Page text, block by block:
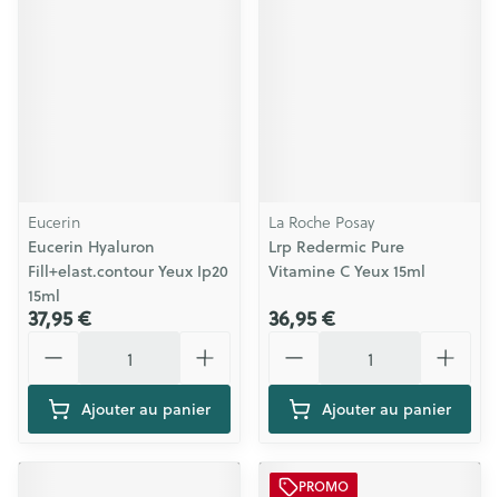
Eucerin
Eucerin Hyaluron
Fill+elast.contour Yeux Ip20
15ml
37,95 €
Ajouter au panier
La Roche Posay
Lrp Redermic Pure
Vitamine C Yeux 15ml
36,95 €
Ajouter au panier
PROMO